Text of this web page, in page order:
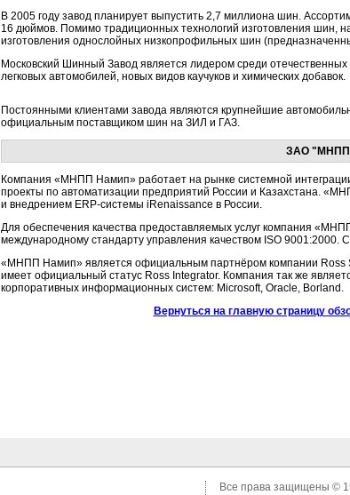
В 2005 году завод планирует выпустить 2,7 миллиона шин.
16 дюймов. Помимо традиционных технологий изготовления шин,
изготовления однослойных низкопрофильных шин
Московский Шинный Завод является лидером среди
легковых автомобилей, новых видов каучуков и химических добавок.
Постоянными клиентами завода являются крупнейшие
официальным поставщиком шин на ЗИЛ и ГАЗ.
ЗАО "МНПП
Компания «МНПП Намип» работает на рынке системной
проекты по автоматизации предприятий России и Казахстана.
и внедрением ERP-системы iRenaissance в России.
Для обеспечения качества предоставляемых услуг компания
международному стандарту управления качеством ISO 9001:2000.
«МНПП Намип» является официальным партнёром компании
имеет официальный статус Ross Integrator. Компания так же
корпоративных информационных систем: Microsoft, Oracle, Borland.
Вернуться на главную страницу
Все права защищены ©